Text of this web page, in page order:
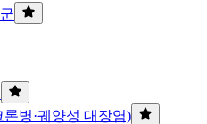
병·궤양성 대장염)